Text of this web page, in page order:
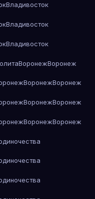
Владивосток
Владивосток
Владивосток
ВоронежВоронеж
ВоронежВоронеж
ВоронежВоронеж
ВоронежВоронеж